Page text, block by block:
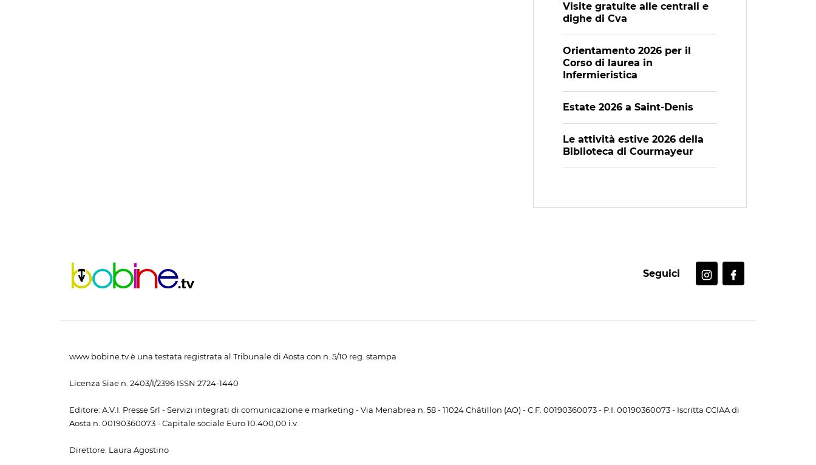
Visite gratuite alle centrali e
dighe di Cva
Orientamento 2026 per il
Corso di laurea in
Infermieristica
Estate 2026 a Saint-Denis
Le attività estive 2026 della
Biblioteca di Courmayeur
Seguici
www.bobine.tv è una testata registrata al Tribunale di Aosta con n. 5/10 reg. stampa
Licenza Siae n. 2403/I/2396 ISSN 2724-1440
Editore: A.V.I. Presse Srl - Servizi integrati di comunicazione e marketing - Via Menabrea n. 58 - 11024 Châtillon (AO) - C.F. 00190360073 - P.I. 00190360073 - Iscritta CCIAA di
Aosta n. 00190360073 - Capitale sociale Euro 10.400,00 i.v.
Direttore: Laura Agostino